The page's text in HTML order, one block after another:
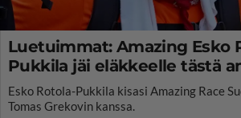
Luetuimmat: Amazing Esko
Pukkila jäi eläkkeelle tästä
Esko Rotola-Pukkila kisasi Amazing Race
Tomas Grekovin kanssa.